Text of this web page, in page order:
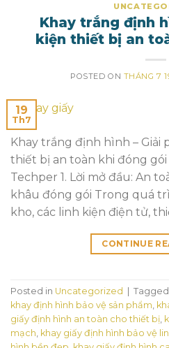
Khay trắng định
kiện thiết bị an
POSTED ON THÁNG 7
19
Th7
Khay trắng định hình – Giải
thiết bị an toàn khi đóng gói
Techper 1. Lời mở đầu: An
khâu đóng gói Trong quá
kho, các linh kiện điện tử,
CONTINUE
Posted in Uncategorized Tagged
khay định hình bảo vệ sản phẩm,
giấy định hình an toàn cho thiết bị,
mạch, khay giấy định hình bảo vệ